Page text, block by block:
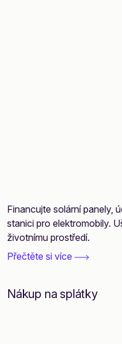
Financujte solární panely,
stanici pro elektromobily.
životnímu prostředí.
Přečtěte si více
Nákup na splátky